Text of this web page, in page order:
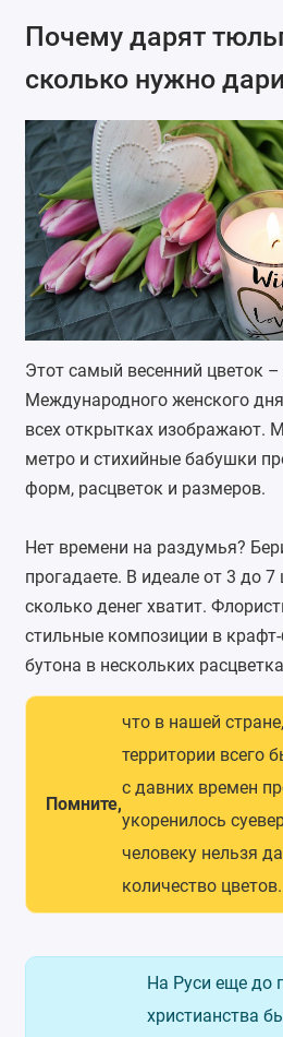
Почему дарят
сколько нужно
Этот самый весенний цветок
Международного женского
всех открытках изображают.
метро и стихийные бабушки
форм, расцветок и размеров.
Нет времени на раздумья?
прогадаете. В идеале от 3 до
сколько денег хватит.
стильные композиции в крафт-
бутона в нескольких
Помните,
что в нашей
территории всего
с давних времен
укоренилось
человеку нельзя
количество цветов.
На Руси еще до
христианства